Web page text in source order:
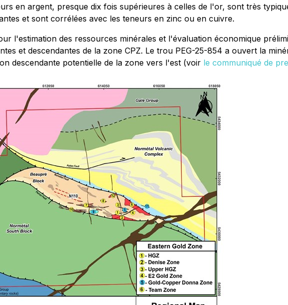
en argent, presque dix fois supérieures à celles de l'or, sont très
et sont corrélées avec les teneurs en zinc ou en cuivre.
l'estimation des ressources minérales et l'évaluation économique
et descendantes de la zone CPZ. Le trou PEG-25-854 a ouvert la
descendante potentielle de la zone vers l'est (voir le communiqué de